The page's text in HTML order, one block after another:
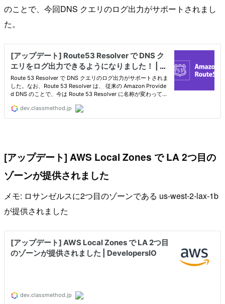
のことで、今回DNS クエリのログ出力がサポートされまし
た。
[アップデート] AWS Local Zones で LA 2つ目の
ゾーンが提供されました
メモ: ロサンゼルスに2つ目のゾーンである us-west-2-lax-1b
が提供されました